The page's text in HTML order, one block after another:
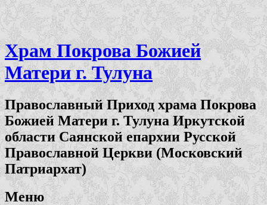
Храм Покрова Божией
Матери г. Тулуна
Православный Приход храма Покрова
Божией Матери г. Тулуна Иркутской
области Саянской епархии Русской
Православной Церкви (Московский
Патриархат)
Меню